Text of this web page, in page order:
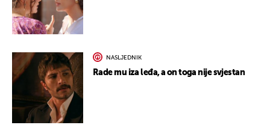
NASLJEDNIK
Rade mu iza leđa, a on toga nije svjestan